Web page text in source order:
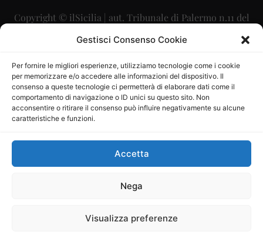
Gestisci Consenso Cookie
Per fornire le migliori esperienze, utilizziamo tecnologie come i cookie
per memorizzare e/o accedere alle informazioni del dispositivo. Il
consenso a queste tecnologie ci permetterà di elaborare dati come il
comportamento di navigazione o ID unici su questo sito. Non
acconsentire o ritirare il consenso può influire negativamente su alcune
caratteristiche e funzioni.
Accetta
Nega
Visualizza preferenze
Copyright © ilSicilia | aut. Tribunale di Palermo n.11 del
29/09/2015
Direttore Editoriale: Maurizio Scaglione
Direttore Responsabile: Maria Calabrese
P.IVA: 06334930820
Mercurio Comunicazione Società Cooperativa a r.l. è
iscritta al Registro degli Operatori di Comunicazione al
Sito gestito daLa Digitale srl–info@ladigitale.it